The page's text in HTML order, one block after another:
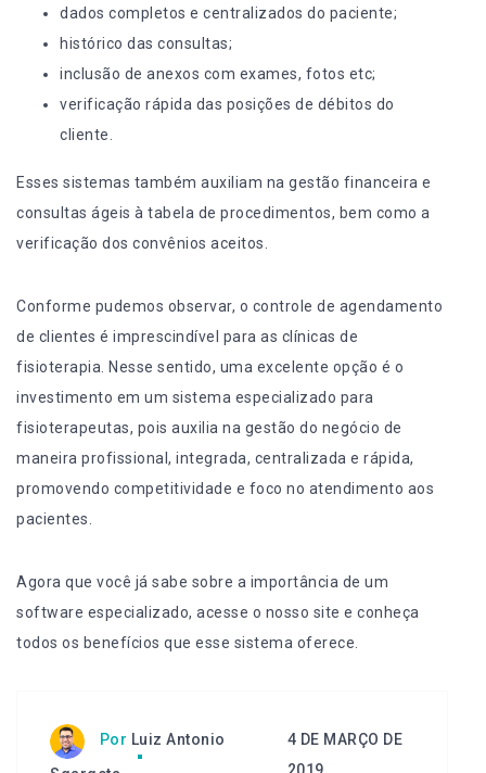
dados completos e centralizados do paciente;
histórico das consultas;
inclusão de anexos com exames, fotos etc;
verificação rápida das posições de débitos do
cliente.
Esses sistemas também auxiliam na gestão financeira e
consultas ágeis à tabela de procedimentos, bem como a
verificação dos convênios aceitos.
Conforme pudemos observar, o controle de agendamento
de clientes é imprescindível para as clínicas de
fisioterapia. Nesse sentido, uma excelente opção é o
investimento em um sistema especializado para
fisioterapeutas, pois auxilia na gestão do negócio de
maneira profissional, integrada, centralizada e rápida,
promovendo competitividade e foco no atendimento aos
pacientes.
Agora que você já sabe sobre a importância de um
software especializado, acesse o nosso site e conheça
todos os benefícios que esse sistema oferece.
Por Luiz Antonio
4 DE MARÇO DE
2019